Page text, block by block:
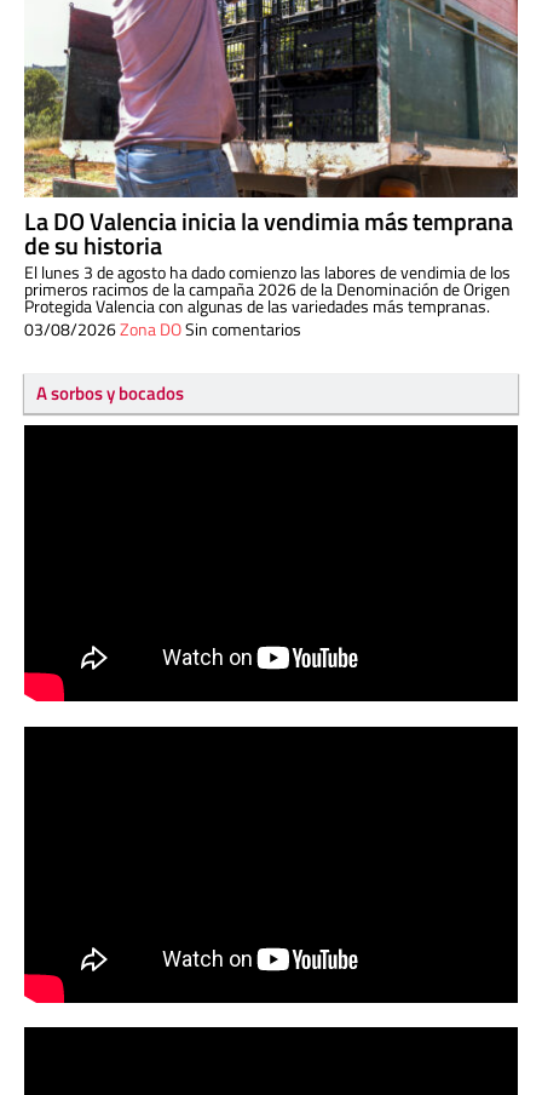
La DO Valencia inicia la vendimia más temprana
de su historia
El lunes 3 de agosto ha dado comienzo las labores de vendimia de los
primeros racimos de la campaña 2026 de la Denominación de Origen
Protegida Valencia con algunas de las variedades más tempranas.
03/08/2026Zona DOSin comentarios
A sorbos y bocados